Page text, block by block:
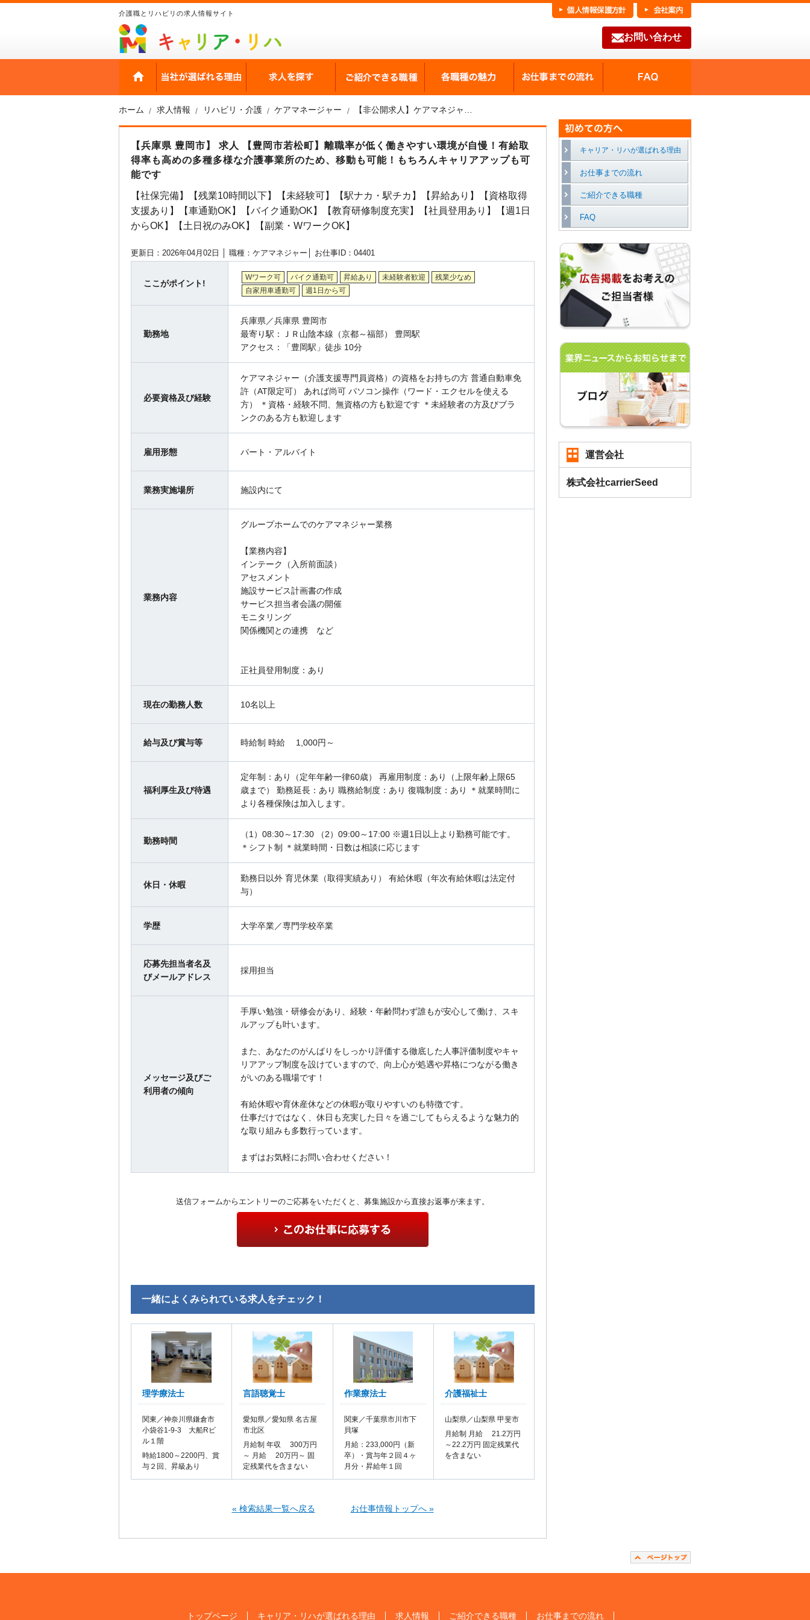
介護職とリハビリの求人情報サイト
お問い合わせ
当社が選ばれる理由 求人を探す ご紹介できる職種 各職種の魅力 お仕事までの流れ
ホーム 求人情報 リハビリ・介護 ケアマネージャー
【兵庫県 豊岡市】 求人 【豊岡市若松町】離職率が低く働きやすい環境が自慢！有給取
得率も高めの多種多様な介護事業所のため、移動も可能！もちろんキャリアアップも可
能です
【社保完備】【残業10時間以下】【未経験可】【駅ナカ・駅チカ】【昇給あり】【資格取得
支援あり】【車通勤OK】【バイク通勤OK】【教育研修制度充実】【社員登用あり】【週1日
からOK】【土日祝のみOK】【副業・WワークOK】
更新日：2026年04月02日 │ 職種：ケアマネジャー│ お仕事ID：04401
ここがポイント!
Wワーク可 バイク通勤可 昇給あり 未経験者歓迎
残業少なめ
自家用車通勤可
週1日から可
勤務地
兵庫県／兵庫県 豊岡市
最寄り駅：ＪＲ山陰本線（京都～福部） 豊岡駅
アクセス：「豊岡駅」徒歩 10分
必要資格及び経験
ケアマネジャー（介護支援専門員資格）の資格をお持ちの方 普通自動車免
許（AT限定可） あれば尚可 パソコン操作（ワード・エクセルを使える
方） ＊資格・経験不問、無資格の方も歓迎です ＊未経験者の方及びブラ
ンクのある方も歓迎します
雇用形態 パート・アルバイト
業務実施場所 施設内にて
業務内容
グループホームでのケアマネジャー業務
【業務内容】
インテーク（入所前面談）
アセスメント
施設サービス計画書の作成
サービス担当者会議の開催
モニタリング
関係機関との連携 など
正社員登用制度：あり
現在の勤務人数 10名以上
給与及び賞与等 時給制 時給 1,000円～
福利厚生及び待遇
定年制：あり（定年年齢一律60歳） 再雇用制度：あり（上限年齢上限65
歳まで） 勤務延長：あり 職務給制度：あり 復職制度：あり ＊就業時間に
より各種保険は加入します。
勤務時間
（1）08:30～17:30 （2）09:00～17:00 ※週1日以上より勤務可能です。
＊シフト制 ＊就業時間・日数は相談に応じます
休日・休暇
勤務日以外 育児休業（取得実績あり） 有給休暇（年次有給休暇は法定付
与）
学歴 大学卒業／専門学校卒業
応募先担当者名及
びメールアドレス
採用担当
メッセージ及びご
利用者の傾向
手厚い勉強・研修会があり、経験・年齢問わず誰もが安心して働け、スキ
ルアップも叶います。
また、あなたのがんばりをしっかり評価する徹底した人事評価制度やキャ
リアアップ制度を設けていますので、向上心が処遇や昇格につながる働き
がいのある職場です！
有給休暇や育休産休などの休暇が取りやすいのも特徴です。
仕事だけではなく、休日も充実した日々を過ごしてもらえるような魅力的
な取り組みも多数行っています。
まずはお気軽にお問い合わせください！
送信フォームからエントリーのご応募をいただくと、募集施設から直接お返事が来ます。
一緒によくみられている求人をチェック！
理学療法士
関東／神奈川県鎌倉市
小袋谷1-9-3 大船Rビ
ル１階
時給1800～2200円、賞
与２回、昇級あり
言語聴覚士
愛知県／愛知県 名古屋
市北区
月給制 年収 300万円
～ 月給 20万円～ 固
定残業代を含まない
作業療法士
関東／千葉県市川市下
貝塚
月給：233,000円（新
卒）・賞与年２回４ヶ
月分・昇給年１回
介護福祉士
山梨県／山梨県 甲斐市
月給制 月給 21.2万円
～22.2万円 固定残業代
を含まない
« 検索結果一覧へ戻る お仕事情報トップへ »
キャリア・リハが選ばれる理由
お仕事までの流れ
ご紹介できる職種
FAQ
運営会社
株式会社carrierSeed
トップページ キャリア・リハが選ばれる理由 求人情報 ご紹介できる職種 お仕事までの流れ